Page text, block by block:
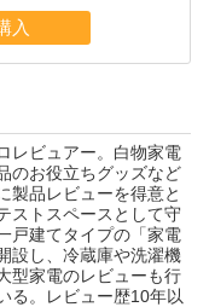
レビュアー。白物家電
のお役立ちグッズなど
製品レビューを得意と
ストスペースとして守
戸建てタイプの「家電
設し、冷蔵庫や洗濯機
型家電のレビューも行
る。レビュー歴10年以